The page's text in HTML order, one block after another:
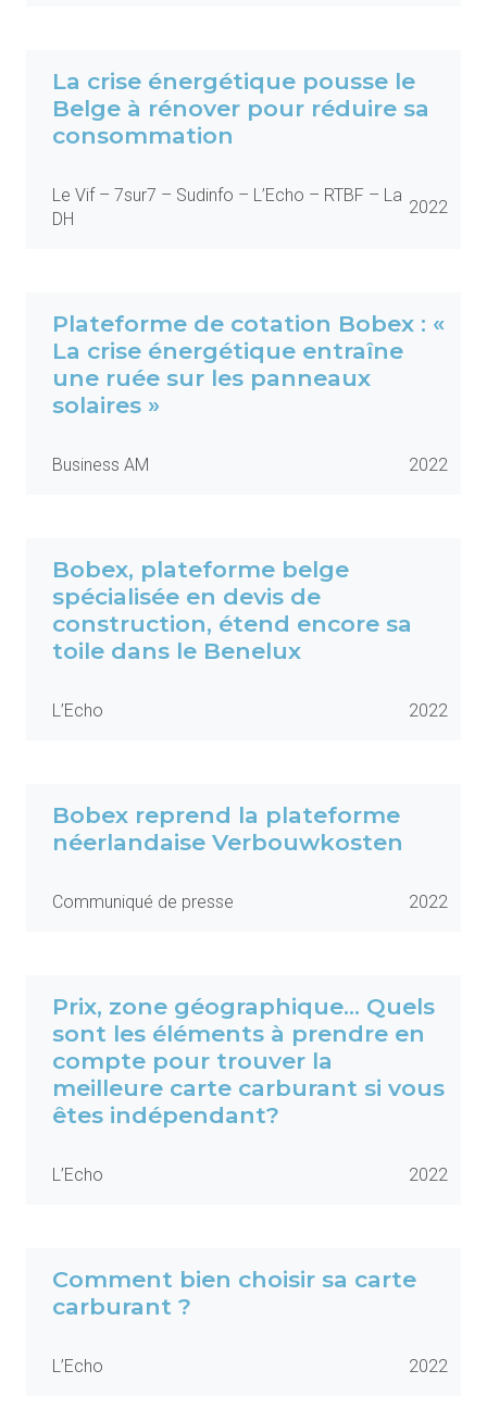
La crise énergétique pousse le
Belge à rénover pour réduire sa
consommation
Le Vif – 7sur7 – Sudinfo – L’Echo – RTBF – La
DH
2022
Plateforme de cotation Bobex : «
La crise énergétique entraîne
une ruée sur les panneaux
solaires »
Business AM 2022
Bobex, plateforme belge
spécialisée en devis de
construction, étend encore sa
toile dans le Benelux
L’Echo 2022
Bobex reprend la plateforme
néerlandaise Verbouwkosten
Communiqué de presse 2022
Prix, zone géographique… Quels
sont les éléments à prendre en
compte pour trouver la
meilleure carte carburant si vous
êtes indépendant?
L’Echo 2022
Comment bien choisir sa carte
carburant ?
L’Echo 2022